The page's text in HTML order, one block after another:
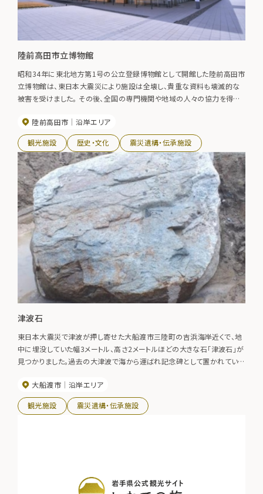
陸前高田市立博物館
昭和34年に東北地方第1号の公立登録博物館として開館した陸前高田市
立博物館は、東日本大震災により施設は全壊し、貴重な資料も壊滅的な
被害を受けました。 その後、全国の専門機関や地域の人々の協力を得て
た「海と貝のミュージアム」の機能を併せ持つ新施設として令和4年11月
に開館しました。 陸前高田の自然・歴史・文化を震災の記憶とともに未来
へ伝える総合博物館です。
陸前高田市 沿岸エリア
観光施設 歴史・文化 震災遺構・伝承施設
津波石
東日本大震災で津波が押し寄せた大船渡市三陸町の吉浜海岸近くで、地
中に埋没していた幅3メートル、高さ2メートルほどの大きな石「津波石」が
見つかりました。過去の大津波で海から運ばれ記念碑として置かれていた
百米突（メートル）吉浜川河口ニアリタル石ナルガ昭和八年三月三日ノ津
波ニ際シ打上ゲラレタルモノナリ 重量八千貫」
大船渡市 沿岸エリア
観光施設 震災遺構・伝承施設